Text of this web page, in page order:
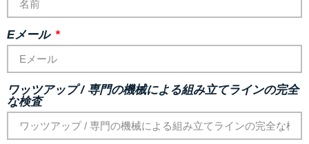
Eメール
ワッツアップ / 専門の機械による組み立てラインの完全
な検査